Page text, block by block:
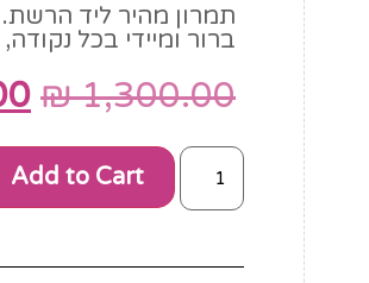
תמרון מהיר ליד הרשת.
ברור ומיידי בכל
₪1,300.00
Add to Cart